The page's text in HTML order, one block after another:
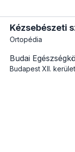
Kézsebészeti
Ortopédia
Budai
Budapest XII. kerület